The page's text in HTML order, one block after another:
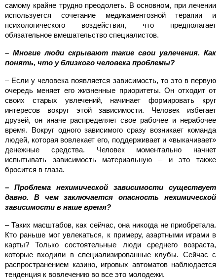
самому крайне трудно преодолеть. В основном, при лечении
используется сочетание медикаментозной терапии и
психологического воздействия, что предполагает
обязательное вмешательство специалистов.
– Многие люди скрывают такие свои увлечения. Как
понять, что у близкого человека проблемы?
– Если у человека появляется зависимость, то это в первую
очередь меняет его жизненные приоритеты. Он отходит от
своих старых увлечений, начинает формировать круг
интересов вокруг этой зависимости. Человек избегает
друзей, он иначе распределяет свое рабочее и нерабочее
время. Вокруг одного зависимого сразу возникает команда
людей, которая вовлекает его, поддерживает и «выкачивает»
денежные средства. Человек моментально начнет
испытывать зависимость материальную – и это также
бросится в глаза.
– Проблема нехимической зависимости существует
давно. В чем заключается опасность нехимической
зависимости в наше время?
– Таких масштабов, как сейчас, она никогда не приобретала.
Кто раньше мог увлекаться, к примеру, азартными играми в
карты? Только состоятельные люди среднего возраста,
которые входили в специализированные клубы. Сейчас с
распространением казино, игровых автоматов наблюдается
тенденция к вовлечению во все это молодежи.